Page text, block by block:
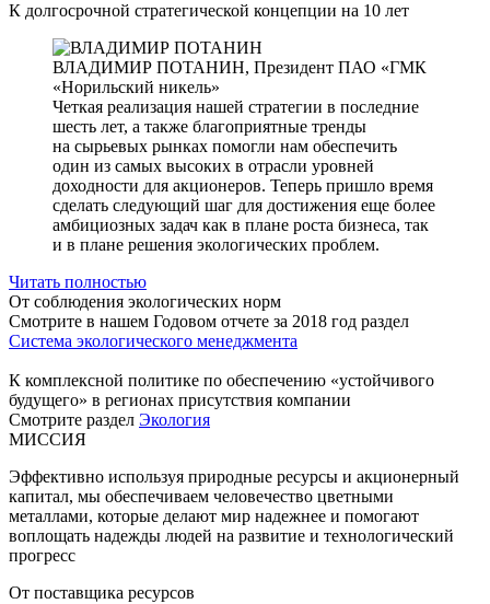
К долгосрочной стратегической концепции на 10 лет
ВЛАДИМИР ПОТАНИН, Президент ПАО «ГМК
«Норильский никель»
Четкая реализация нашей стратегии в последние
шесть лет, а также благоприятные тренды
на сырьевых рынках помогли нам обеспечить
один из самых высоких в отрасли уровней
доходности для акционеров. Теперь пришло время
сделать следующий шаг для достижения еще более
амбициозных задач как в плане роста бизнеса, так
и в плане решения экологических проблем.
Читать полностью
От соблюдения экологических норм
Смотрите в нашем Годовом отчете за 2018 год раздел
Система экологического менеджмента
К комплексной политике по обеспечению «устойчивого
будущего» в регионах присутствия компании
Смотрите раздел Экология
МИССИЯ
Эффективно используя природные ресурсы и акционерный
капитал, мы обеспечиваем человечество цветными
металлами, которые делают мир надежнее и помогают
воплощать надежды людей на развитие и технологический
прогресс
От поставщика ресурсов